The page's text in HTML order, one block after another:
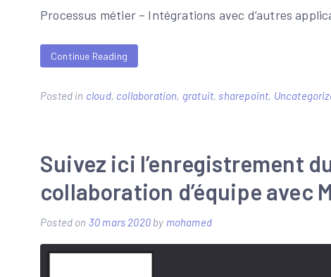
Processus métier – Intégrations avec d’autres
Continue Reading
Posted in cloud, collaboration, gratuit, sharepoint,
Suivez ici l’enregistrement
collaboration d’équipe avec
Posted on 30 mars 2020by mohamed